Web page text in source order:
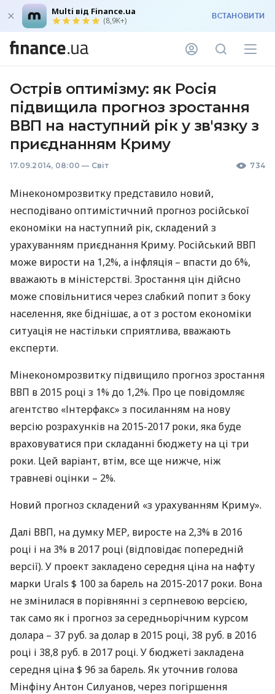
Multi від Finance.ua
(8,9K+) ВСТАНОВИТИ
Острів оптимізму: як Росія
підвищила прогноз зростання
ВВП на наступний рік у зв'язку з
приєднанням Криму
17.09.2014, 08:00 — Світ 734
Мінекономрозвитку представило новий,
несподівано оптимістичний прогноз російської
економіки на наступний рік, складений з
урахуванням приєднання Криму. Російський ВВП
може вирости на 1,2%, а інфляція – впасти до 6%,
вважають в міністерстві. Зростання цін дійсно
може сповільнитися через слабкий попит з боку
населення, яке біднішає, а от з ростом економіки
ситуація не настільки сприятлива, вважають
експерти.
Мінекономрозвитку підвищило прогноз зростання
ВВП в 2015 році з 1% до 1,2%. Про це повідомляє
агентство «Інтерфакс» з посиланням на нову
версію розрахунків на 2015-2017 роки, яка буде
враховуватися при складанні бюджету на ці три
роки. Цей варіант, втім, все ще нижче, ніж
травневі оцінки – 2%.
Новий прогноз складений «з урахуванням Криму».
Далі ВВП, на думку МЕР, виросте на 2,3% в 2016
році і на 3% в 2017 році (відповідає попередній
версії). У проект закладено середня ціна на нафту
марки Urals $ 100 за барель на 2015-2017 роки. Вона
не змінилася в порівнянні з серпневою версією,
так само як і прогноз за середньорічним курсом
долара – 37 руб. за долар в 2015 році, 38 руб. в 2016
році і 38,8 руб. в 2017 році. У бюджеті закладена
середня ціна $ 96 за барель. Як уточнив голова
Мінфіну Антон Силуанов, через погіршення